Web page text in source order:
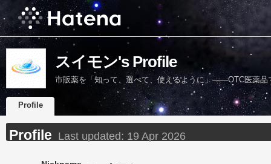
スイモン's Profile
市販薬を「知って、選べて、使えるように」——OTC医薬品
Profile
Profile Last updated: 19 Apr 2026